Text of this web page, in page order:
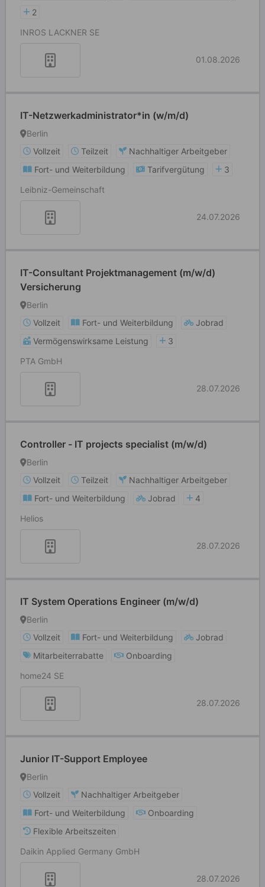
2
INROS LACKNER SE
01.08.2026
IT-Netzwerkadministrator*in (w/m/d)
Berlin
Vollzeit
Teilzeit
Nachhaltiger Arbeitgeber
Fort- und Weiterbildung
Tarifvergütung
3
Leibniz-Gemeinschaft
24.07.2026
IT-Consultant Projektmanagement (m/w/d)
Versicherung
Berlin
Vollzeit
Fort- und Weiterbildung
Jobrad
Vermögenswirksame Leistung
3
PTA GmbH
28.07.2026
Controller - IT projects specialist (m/w/d)
Berlin
Vollzeit
Teilzeit
Nachhaltiger Arbeitgeber
Fort- und Weiterbildung
Jobrad
4
Helios
28.07.2026
IT System Operations Engineer (m/w/d)
Berlin
Vollzeit
Fort- und Weiterbildung
Jobrad
Mitarbeiterrabatte
Onboarding
home24 SE
28.07.2026
Junior IT-Support Employee
Berlin
Vollzeit
Nachhaltiger Arbeitgeber
Fort- und Weiterbildung
Onboarding
Flexible Arbeitszeiten
Daikin Applied Germany GmbH
28.07.2026